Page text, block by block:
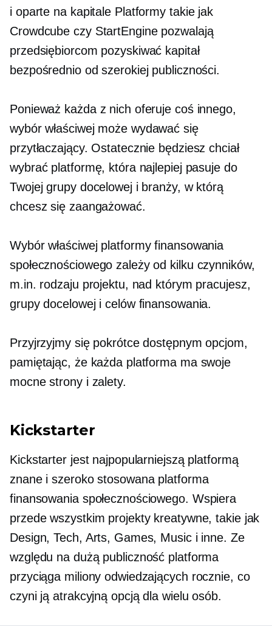
i oparte na kapitale Platformy takie jak
Crowdcube czy StartEngine pozwalają
przedsiębiorcom pozyskiwać kapitał
bezpośrednio od szerokiej publiczności.
Ponieważ każda z nich oferuje coś innego,
wybór właściwej może wydawać się
przytłaczający. Ostatecznie będziesz chciał
wybrać platformę, która najlepiej pasuje do
Twojej grupy docelowej i branży, w którą
chcesz się zaangażować.
Wybór właściwej platformy finansowania
społecznościowego zależy od kilku czynników,
m.in. rodzaju projektu, nad którym pracujesz,
grupy docelowej i celów finansowania.
Przyjrzyjmy się pokrótce dostępnym opcjom,
pamiętając, że każda platforma ma swoje
mocne strony i zalety.
Kickstarter
Kickstarter jest najpopularniejszą platformą
znanei szeroko stosowana platforma
finansowania społecznościowego. Wspiera
przede wszystkim projekty kreatywne, takie jak
Design, Tech, Arts, Games, Music i inne. Ze
względu na dużą publiczność platforma
przyciąga miliony odwiedzających rocznie, co
czyni ją atrakcyjną opcją dla wielu osób.